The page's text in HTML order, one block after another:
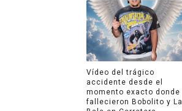
Vídeo del trágico
accidente desde el
momento exacto donde
fallecieron Bobolito y La